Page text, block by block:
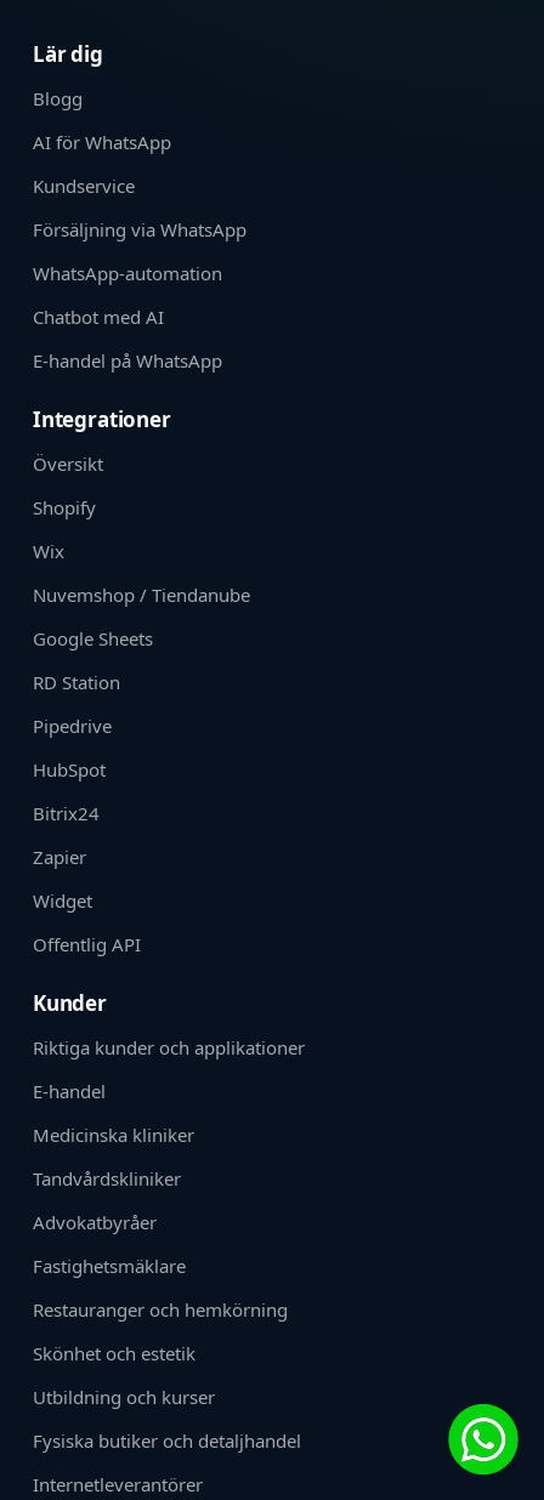
Lär dig
Blogg
AI för WhatsApp
Kundservice
Försäljning via WhatsApp
WhatsApp-automation
Chatbot med AI
E-handel på WhatsApp
Integrationer
Översikt
Shopify
Wix
Nuvemshop / Tiendanube
Google Sheets
RD Station
Pipedrive
HubSpot
Bitrix24
Zapier
Widget
Offentlig API
Kunder
Riktiga kunder och applikationer
E-handel
Medicinska kliniker
Tandvårdskliniker
Advokatbyråer
Fastighetsmäklare
Restauranger och hemkörning
Skönhet och estetik
Utbildning och kurser
Fysiska butiker och detaljhandel
Internetleverantörer